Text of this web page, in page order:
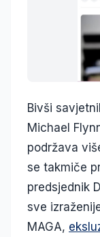
Bivši
Michael
podržava
se takmiče
predsjednik
sve
MAGA,